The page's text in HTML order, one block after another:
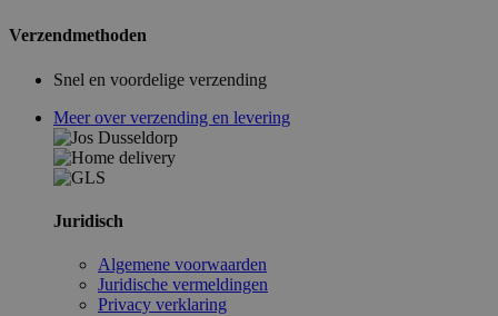
Verzendmethoden
Snel en voordelige verzending
Meer over verzending en levering
Juridisch
Algemene voorwaarden
Juridische vermeldingen
Privacy verklaring